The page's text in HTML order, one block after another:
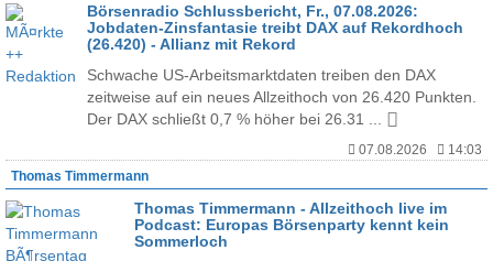
Börsenradio Schlussbericht, Fr., 07.08.2026:
Jobdaten-Zinsfantasie treibt DAX auf Rekordhoch
(26.420) - Allianz mit Rekord
Schwache US-Arbeitsmarktdaten treiben den DAX
zeitweise auf ein neues Allzeithoch von 26.420 Punkten.
Der DAX schließt 0,7 % höher bei 26.31 ...
07.08.2026
14:03
Thomas Timmermann
Thomas Timmermann - Allzeithoch live im
Podcast: Europas Börsenparty kennt kein
Sommerloch